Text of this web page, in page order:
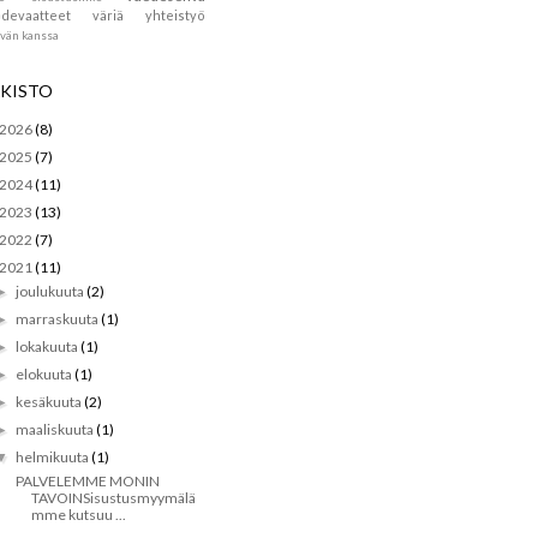
väriä yhteistyö
kanssa
2026(8)
2025 (7)
2024(11)
2023 (13)
2022 (7)
2021(11)
joulukuuta(2)
marraskuuta(1)
lokakuuta(1)
elokuuta(1)
kesäkuuta(2)
maaliskuuta(1)
helmikuuta(1)
PALVELEMME MONIN
TAVOINSisustusmyymälä
mme kutsuu ...